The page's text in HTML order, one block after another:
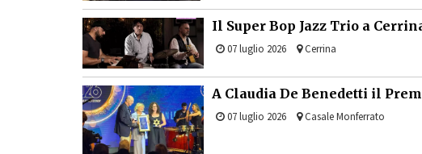
Il Super Bop Jazz Trio a
07 luglio 2026 Cerrina
A Claudia De Benedetti il
07 luglio 2026 Casale Monferrato